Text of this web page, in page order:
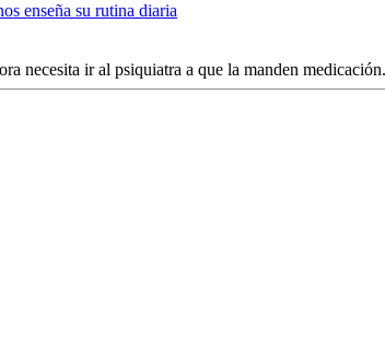
enseña su rutina diaria
necesita ir al psiquiatra a que la manden